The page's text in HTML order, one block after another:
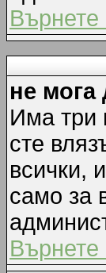
Върнете
не
Има три
сте
всички,
само за
Върнете